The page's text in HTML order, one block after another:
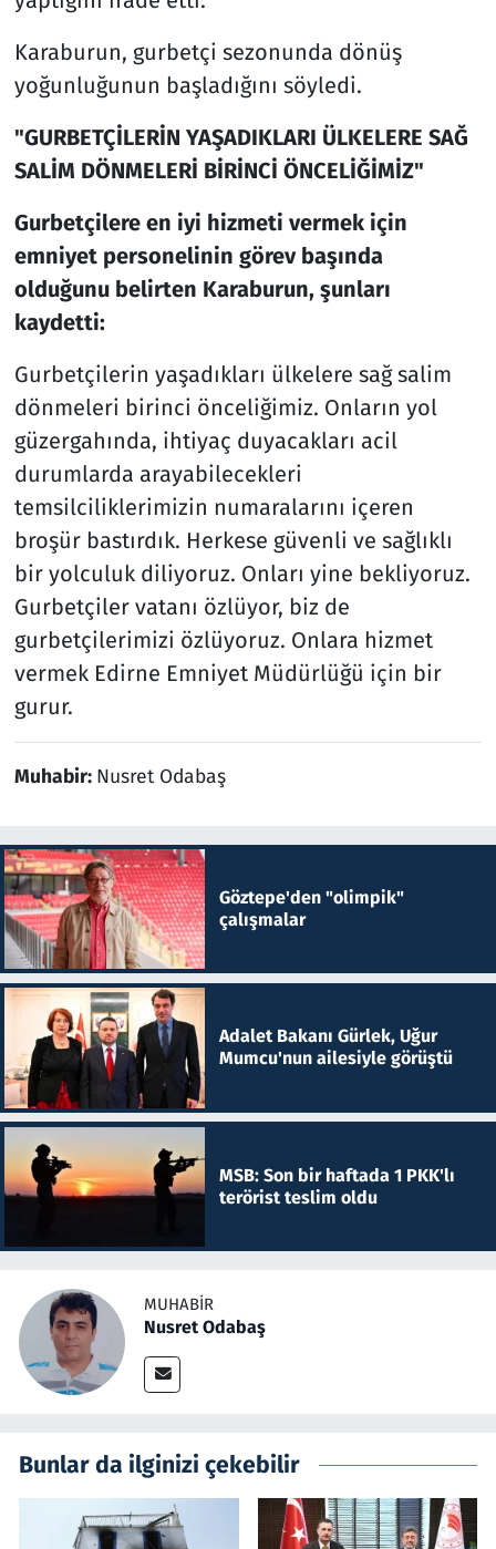
Karaburun, gurbetçi sezonunda dönüş
yoğunluğunun başladığını söyledi.
"GURBETÇİLERİN YAŞADIKLARI ÜLKELERE SAĞ
SALİM DÖNMELERİ BİRİNCİ ÖNCELİĞİMİZ"
Gurbetçilere en iyi hizmeti vermek için
emniyet personelinin görev başında
olduğunu belirten Karaburun, şunları
kaydetti:
Gurbetçilerin yaşadıkları ülkelere sağ salim
dönmeleri birinci önceliğimiz. Onların yol
güzergahında, ihtiyaç duyacakları acil
durumlarda arayabilecekleri
temsilciliklerimizin numaralarını içeren
broşür bastırdık. Herkese güvenli ve sağlıklı
bir yolculuk diliyoruz. Onları yine bekliyoruz.
Gurbetçiler vatanı özlüyor, biz de
gurbetçilerimizi özlüyoruz. Onlara hizmet
vermek Edirne Emniyet Müdürlüğü için bir
gurur.
Muhabir: Nusret Odabaş
Göztepe'den "olimpik"
çalışmalar
Adalet Bakanı Gürlek, Uğur
Mumcu'nun ailesiyle görüştü
MSB: Son bir haftada 1 PKK'lı
terörist teslim oldu
MUHABIR
Nusret Odabaş
Bunlar da ilginizi çekebilir